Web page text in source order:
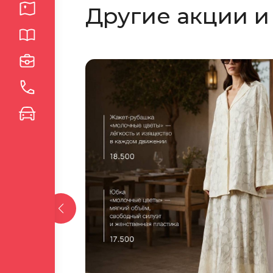
окне окне
Другие акции